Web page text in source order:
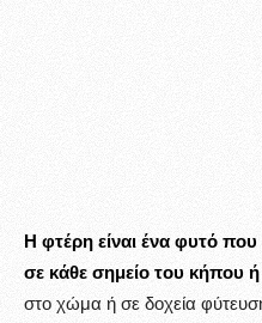
Η φτέρη είναι ένα φυτό
σε κάθε σημείο του κήπου
στο χώμα ή σε δοχεία